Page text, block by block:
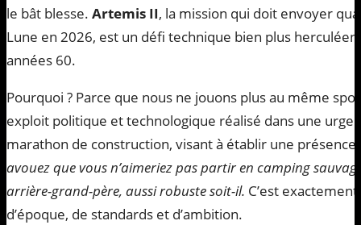
le bât blesse. Artemis II, la mission qui doit envoyer
Lune en 2026, est un défi technique bien plus
années 60.
Pourquoi ? Parce que nous ne jouons plus au même
exploit politique et technologique réalisé dans une
marathon de construction, visant à établir une
avouez que vous n’aimeriez pas partir en camping
arrière-grand-père, aussi robuste soit-il. C’est
d’époque, de standards et d’ambition.